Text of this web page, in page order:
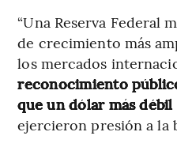
“Una Reserva Federal
de crecimiento más
los mercados
reconocimiento
que un dólar más
ejercieron presión a la